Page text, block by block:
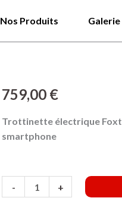
Nos Produits
759,00 €
Trottinette électrique
smartphone
-
quantité
+